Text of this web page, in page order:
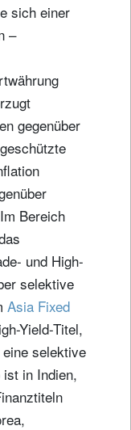
sich einer
–
gegenüber
Bereich
und High-
selektive
Asia Fixed
Yield-Titel,
selektive
in Indien,